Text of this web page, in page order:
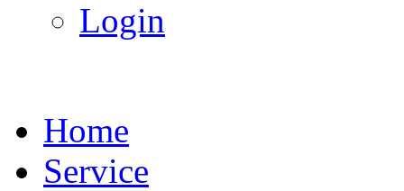
Login
Home
Service